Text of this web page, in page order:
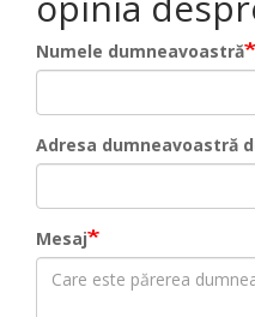
Numele dumneavoastră
Adresa dumneavoastră
Mesaj